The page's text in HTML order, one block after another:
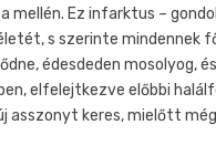
mellén. Ez infarktus –
s szerinte mindennek
édesdeden mosolyog,
elfelejtkezve előbbi
asszonyt keres, mielőtt